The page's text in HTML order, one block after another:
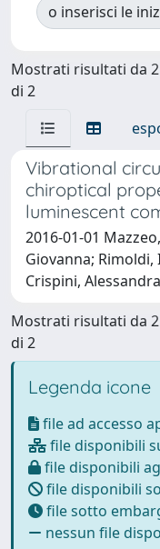
o inserisci le
Mostrati risultati da
di 2
Vibrational
chiroptical
luminescent
2016-01-01
Giovanna;
Crispini,
Mostrati risultati da
di 2
Legenda icone
file ad accesso
file disponibili
file disponibili
file disponibili
file sotto
nessun file